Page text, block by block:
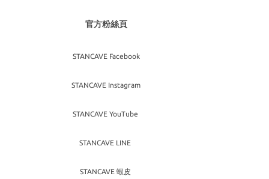
官方粉絲頁
STANCAVE Facebook
STANCAVE Instagram
STANCAVE YouTube
STANCAVE LINE
STANCAVE 蝦皮